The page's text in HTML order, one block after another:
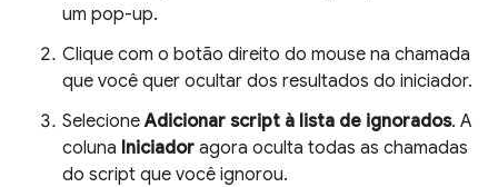
um pop-up.
Clique com o botão direito do mouse na chamada
que você quer ocultar dos resultados do iniciador.
SelecioneAdicionar script à lista de ignorados. A
coluna Iniciador agora oculta todas as chamadas
do script que você ignorou.